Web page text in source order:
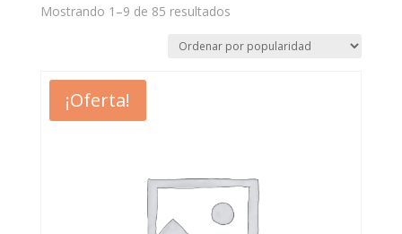
Mostrando 1–9 de 85 resultados
¡Oferta!